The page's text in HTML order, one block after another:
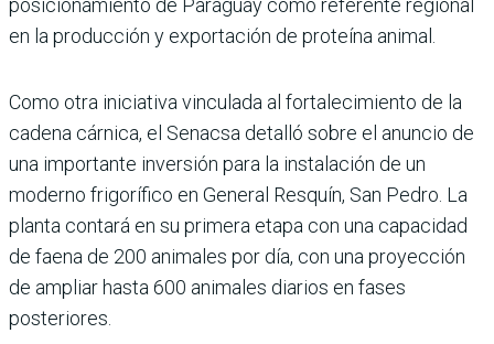
posicionamiento de Paraguay como referente regional
en la producción y exportación de proteína animal.
Como otra iniciativa vincu­lada al fortalecimiento de la
cadena cárnica, el Senacsa detalló sobre el anuncio de
una importante inver­sión para la instalación de un
moderno frigorífico en General Resquín, San Pedro. La
planta contará en su pri­mera etapa con una capacidad
de faena de 200 animales por día, con una proyección
de ampliar hasta 600 animales diarios en fases
posteriores.